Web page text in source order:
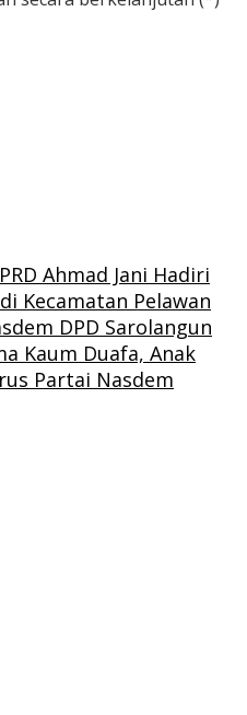
Ahmad Jani Hadiri
Kecamatan Pelawan
DPD Sarolangun
Kaum Duafa, Anak
Partai Nasdem